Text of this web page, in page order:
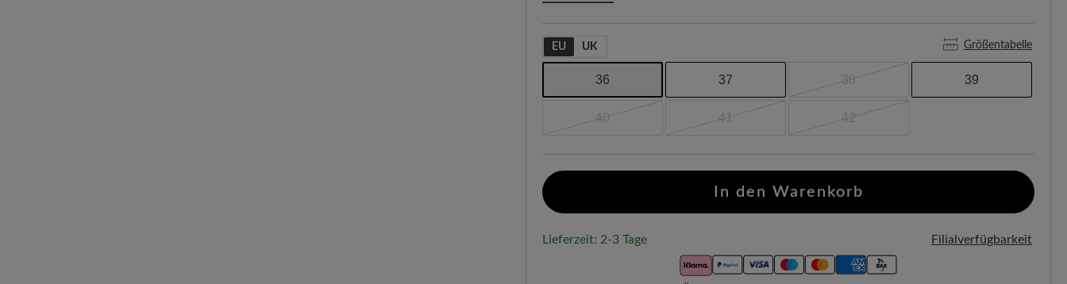
EU UK Größentabelle
36 37 38 39
40 41 42
In den Warenkorb
Lieferzeit: 2-3 Tage Filialverfügbarkeit